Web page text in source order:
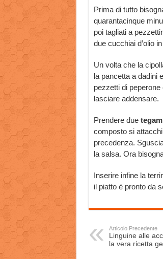
Prima di tutto
quarantacinque
poi tagliati a
due cucchiai d’olio
Un volta che la
la pancetta a dadini
pezzetti di
lasciare addensare.
Prendere due
composto si
precedenza.
la salsa. Ora
Inserire infine la
il piatto è pronto da
Articolo Precedente
Linguine alle
la vera ricetta